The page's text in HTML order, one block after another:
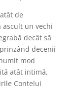
de
ascult un vechi
decât să
decenii
mod
atât intimă,
Contelui